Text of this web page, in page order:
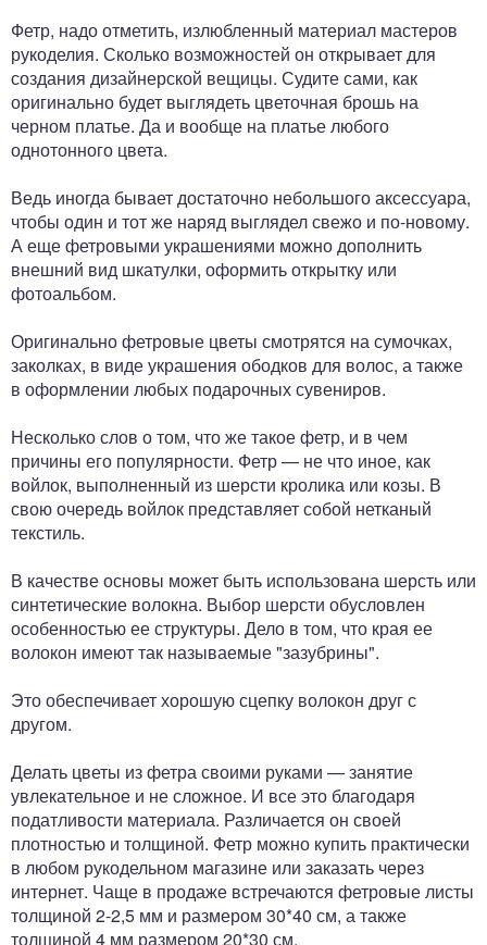
Фетр, надо отметить, излюбленный материал мастеров
рукоделия. Сколько возможностей он открывает для
создания дизайнерской вещицы. Судите сами, как
оригинально будет выглядеть цветочная брошь на
черном платье. Да и вообще на платье любого
однотонного цвета.
Ведь иногда бывает достаточно небольшого аксессуара,
чтобы один и тот же наряд выглядел свежо и по-новому.
А еще фетровыми украшениями можно дополнить
внешний вид шкатулки, оформить открытку или
фотоальбом.
Оригинально фетровые цветы смотрятся на сумочках,
заколках, в виде украшения ободков для волос, а также
в оформлении любых подарочных сувениров.
Несколько слов о том, что же такое фетр, и в чем
причины его популярности. Фетр — не что иное, как
войлок, выполненный из шерсти кролика или козы. В
свою очередь войлок представляет собой нетканый
текстиль.
В качестве основы может быть использована шерсть или
синтетические волокна. Выбор шерсти обусловлен
особенностью ее структуры. Дело в том, что края ее
волокон имеют так называемые "зазубрины".
Это обеспечивает хорошую сцепку волокон друг с
другом.
Делать цветы из фетра своими руками — занятие
увлекательное и не сложное. И все это благодаря
податливости материала. Различается он своей
плотностью и толщиной. Фетр можно купить практически
в любом рукодельном магазине или заказать через
интернет. Чаще в продаже встречаются фетровые листы
толщиной 2-2,5 мм и размером 30*40 см, а также
толщиной 4 мм размером 20*30 см.